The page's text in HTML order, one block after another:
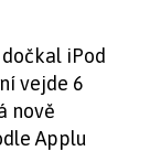
iPod
vejde 6
nově
Applu